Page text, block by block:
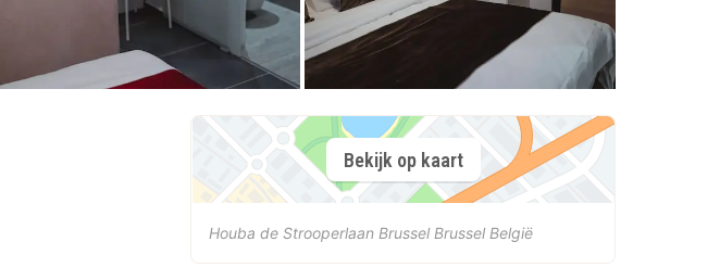
Bekijk op kaart
Houba de Strooperlaan Brussel Brussel België